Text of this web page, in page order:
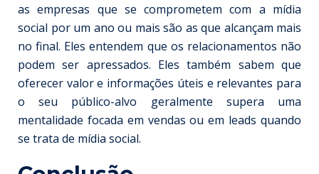
as empresas que se comprometem com a mídia
social por um ano ou mais são as que alcançam mais
no final. Eles entendem que os relacionamentos não
podem ser apressados. Eles também sabem que
oferecer valor e informações úteis e relevantes para
o seu público-alvo geralmente supera uma
mentalidade focada em vendas ou em leads quando
se trata de mídia social.